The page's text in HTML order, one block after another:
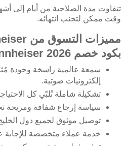
تتفاوت مدة الصلاحية من أيام إلى
وقت ممكن لتجنب انتهائه.
بكود خصم Sennheiser 2026
سمعة عالمية راسخة وجودة
إلكترونيات صوتية.
تشكيلة شاملة تُلبّي كل
سياسة إرجاع شفافة ومريحة
توصيل موثوق لجميع دول
خدمة عملاء متخصصة للإجابة